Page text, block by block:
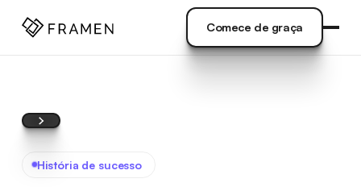
]
Comece de graça
História de sucesso